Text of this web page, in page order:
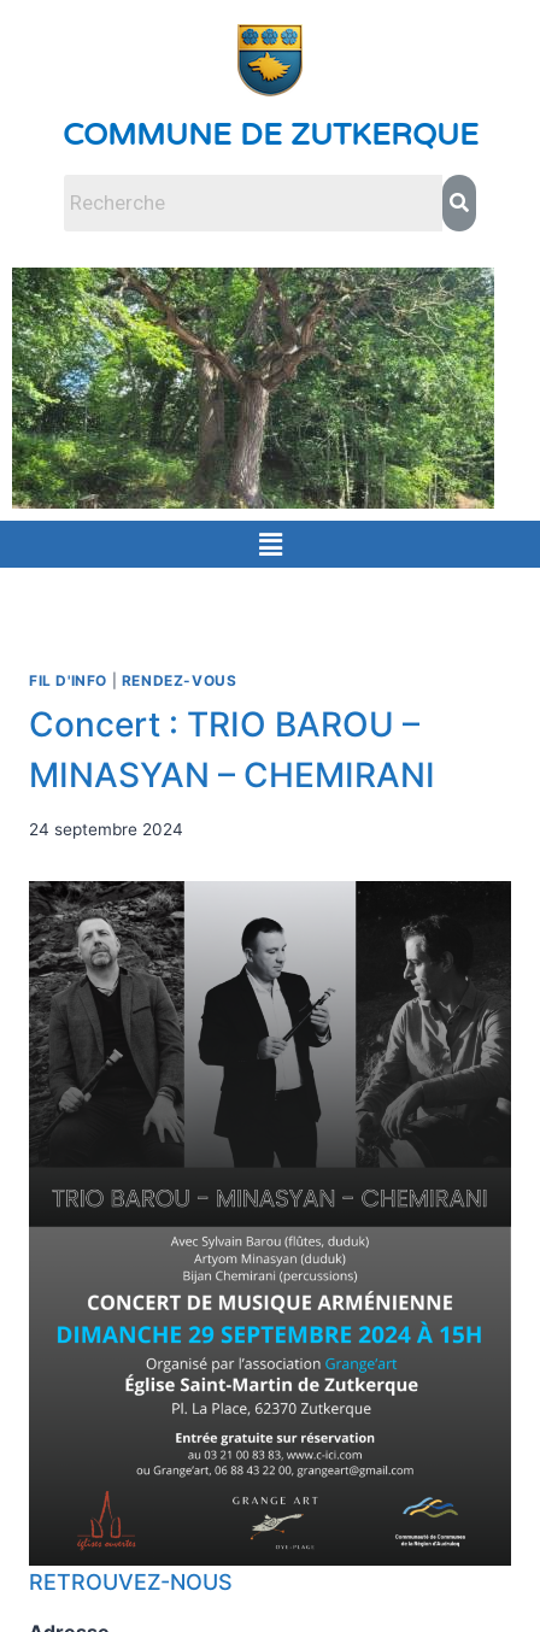
COMMUNE DE ZUTKERQUE
FIL D'INFO RENDEZ-VOUS
Concert : TRIO BAROU –
MINASYAN – CHEMIRANI
24 septembre 2024
RETROUVEZ-NOUS